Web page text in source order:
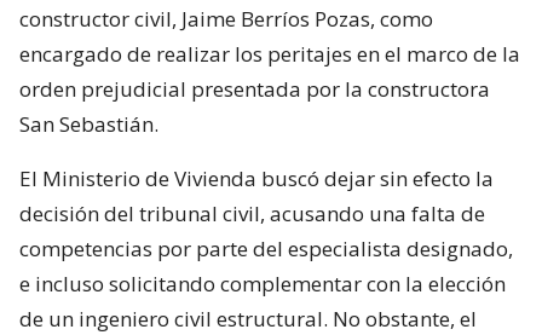
constructor civil, Jaime Berríos Pozas, como
encargado de realizar los peritajes en el marco de la
orden prejudicial presentada por la constructora
San Sebastián.
El Ministerio de Vivienda buscó dejar sin efecto la
decisión del tribunal civil, acusando una falta de
competencias por parte del especialista designado,
e incluso solicitando complementar con la elección
de un ingeniero civil estructural. No obstante, el